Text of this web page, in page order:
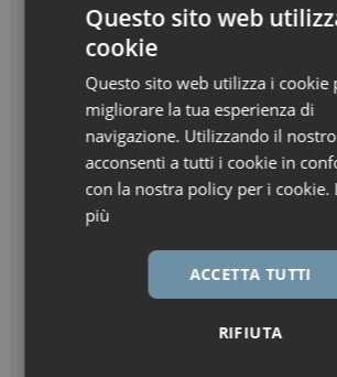
Questo sito web
cookie
Questo sito web utilizza i cookie
migliorare la tua esperienza di
navigazione. Utilizzando il
acconsenti a tutti i cookie in
con la nostra policy per i cookie.
più
ACCETTA TUTTI
RIFIUTA